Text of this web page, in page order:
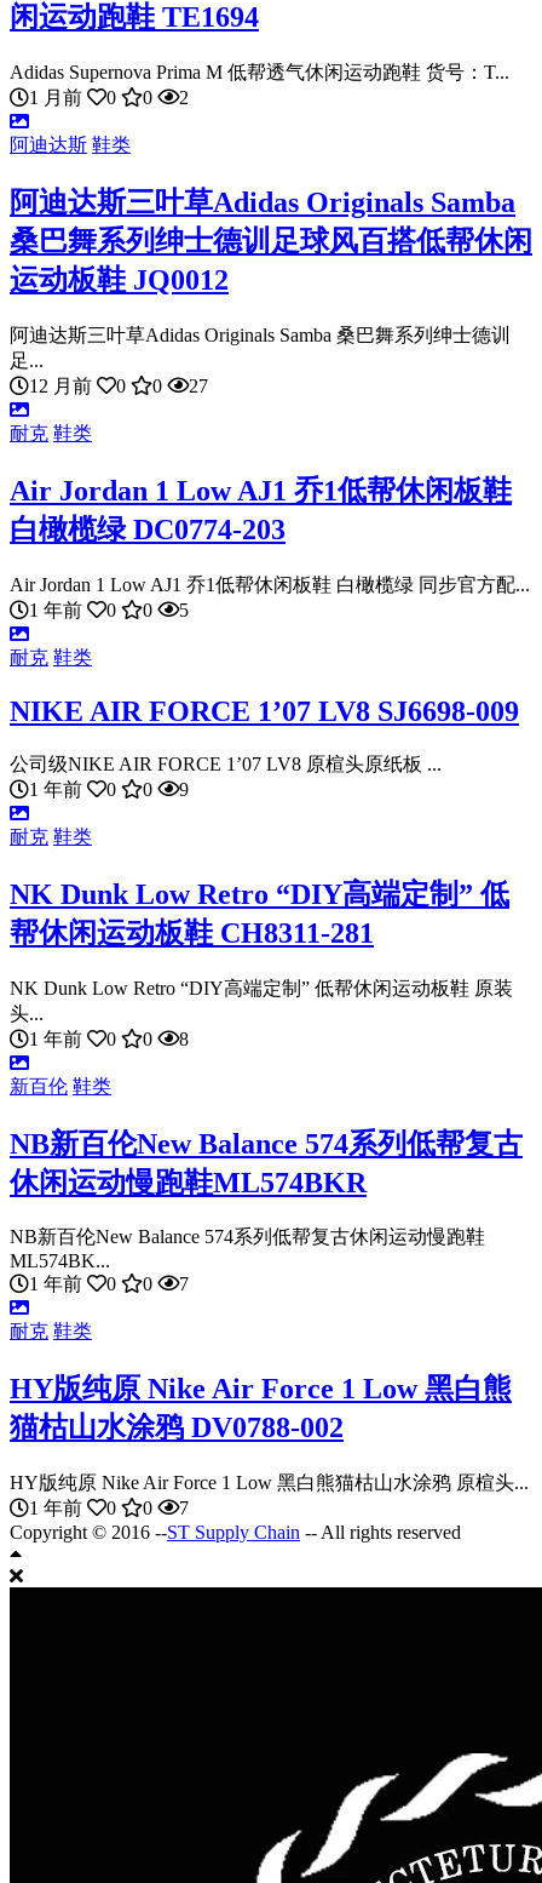
闲运动跑鞋 TE1694
Adidas Supernova Prima M 低帮透气休闲运动跑鞋 货号：T...
1 月前
0 0 2
阿迪达斯 鞋类
阿迪达斯三叶草Adidas Originals Samba
桑巴舞系列绅士德训足球风百搭低帮休闲
运动板鞋 JQ0012
阿迪达斯三叶草Adidas Originals Samba 桑巴舞系列绅士德训
足...
12 月前
0 0 27
耐克 鞋类
Air Jordan 1 Low AJ1 乔1低帮休闲板鞋
白橄榄绿 DC0774-203
Air Jordan 1 Low AJ1 乔1低帮休闲板鞋 白橄榄绿 同步官方配...
1 年前
0 0 5
耐克 鞋类
NIKE AIR FORCE 1’07 LV8 SJ6698-009
公司级NIKE AIR FORCE 1’07 LV8 原楦头原纸板 ...
1 年前
0 0 9
耐克 鞋类
NK Dunk Low Retro “DIY高端定制” 低
帮休闲运动板鞋 CH8311-281
NK Dunk Low Retro “DIY高端定制” 低帮休闲运动板鞋 原装
头...
1 年前
0 0 8
新百伦 鞋类
NB新百伦New Balance 574系列低帮复古
休闲运动慢跑鞋ML574BKR
NB新百伦New Balance 574系列低帮复古休闲运动慢跑鞋
ML574BK...
1 年前
0 0 7
耐克 鞋类
HY版纯原 Nike Air Force 1 Low 黑白熊
猫枯山水涂鸦 DV0788-002
HY版纯原 Nike Air Force 1 Low 黑白熊猫枯山水涂鸦 原楦头...
1 年前
0 0
7
Copyright © 2016 --ST Supply Chain -- All rights reserved